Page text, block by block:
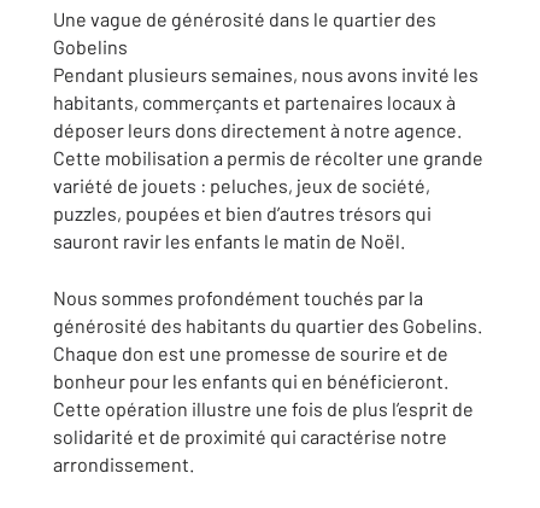
Une vague de générosité dans le quartier des
Gobelins
Pendant plusieurs semaines, nous avons invité les
habitants, commerçants et partenaires locaux à
déposer leurs dons directement à notre agence.
Cette mobilisation a permis de récolter une grande
variété de jouets : peluches, jeux de société,
puzzles, poupées et bien d’autres trésors qui
sauront ravir les enfants le matin de Noël.
Nous sommes profondément touchés par la
générosité des habitants du quartier des Gobelins.
Chaque don est une promesse de sourire et de
bonheur pour les enfants qui en bénéficieront.
Cette opération illustre une fois de plus l’esprit de
solidarité et de proximité qui caractérise notre
arrondissement.